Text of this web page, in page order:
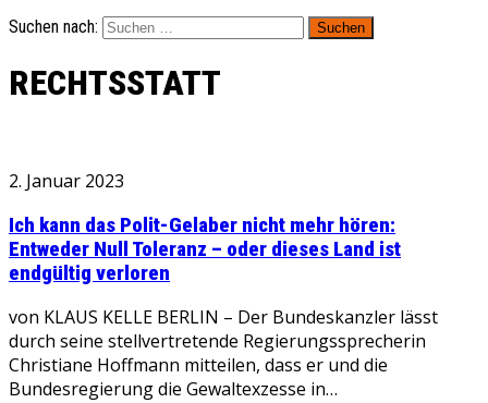
Suchen nach:
RECHTSSTATT
2. Januar 2023
Ich kann das Polit-Gelaber nicht mehr hören:
Entweder Null Toleranz – oder dieses Land ist
endgültig verloren
von KLAUS KELLE BERLIN – Der Bundeskanzler lässt
durch seine stellvertretende Regierungssprecherin
Christiane Hoffmann mitteilen, dass er und die
Bundesregierung die Gewaltexzesse in…